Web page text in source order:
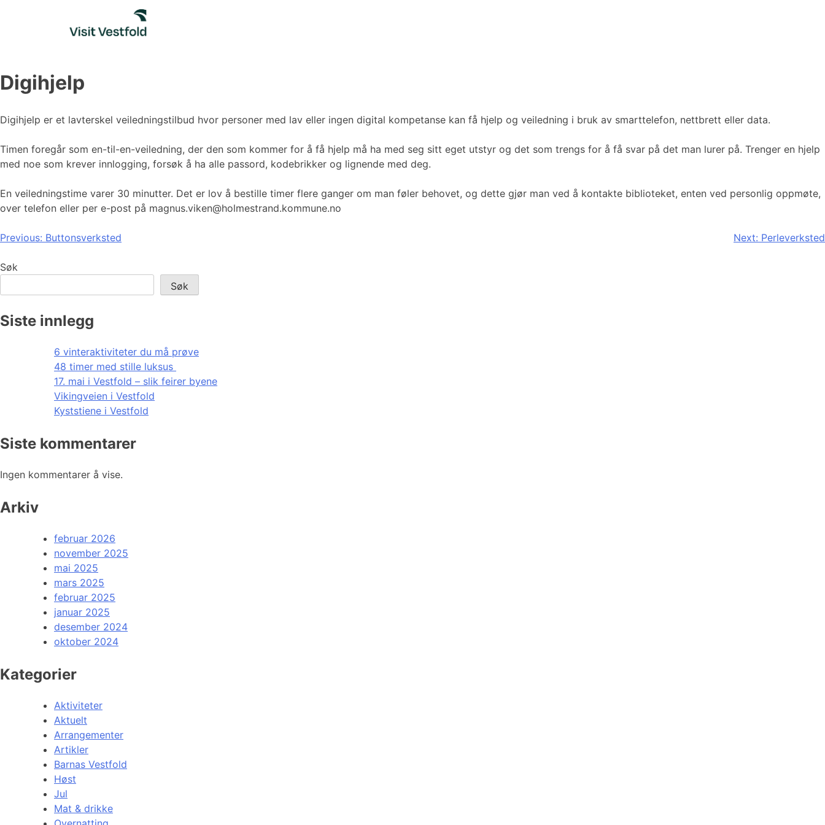
Digihjelp
Digihjelp er et lavterskel veiledningstilbud hvor personer med lav eller ingen digital kompetanse kan få hjelp og veiledning i bruk av smarttelefon, nettbrett eller data.
Timen foregår som en-til-en-veiledning, der den som kommer for å få hjelp må ha med seg sitt eget utstyr og det som trengs for å få svar på det man lurer på. Trenger en hjelp
med noe som krever innlogging, forsøk å ha alle passord, kodebrikker og lignende med deg.
En veiledningstime varer 30 minutter. Det er lov å bestille timer flere ganger om man føler behovet, og dette gjør man ved å kontakte biblioteket, enten ved personlig oppmøte,
over telefon eller per e-post på magnus.viken@holmestrand.kommune.no
Innleggsnavigasjon
Previous: Buttonsverksted Next: Perleverksted
Søk
Søk
Siste innlegg
6 vinteraktiviteter du må prøve
48 timer med stille luksus
17. mai i Vestfold – slik feirer byene
Vikingveien i Vestfold
Kyststiene i Vestfold
Siste kommentarer
Ingen kommentarer å vise.
Arkiv
februar 2026
november 2025
mai 2025
mars 2025
februar 2025
januar 2025
desember 2024
oktober 2024
Kategorier
Aktiviteter
Aktuelt
Arrangementer
Artikler
Barnas Vestfold
Høst
Jul
Mat & drikke